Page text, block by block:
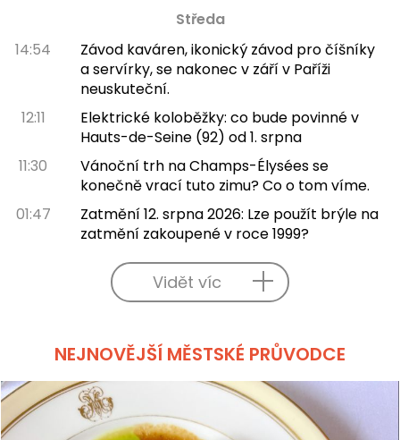
Středa
14:54
Závod kaváren, ikonický závod pro číšníky
a servírky, se nakonec v září v Paříži
neuskuteční.
12:11
Elektrické koloběžky: co bude povinné v
Hauts-de-Seine (92) od 1. srpna
11:30
Vánoční trh na Champs-Élysées se
konečně vrací tuto zimu? Co o tom víme.
01:47
Zatmění 12. srpna 2026: Lze použít brýle na
zatmění zakoupené v roce 1999?
Vidět víc
NEJNOVĚJŠÍ MĚSTSKÉ PRŮVODCE